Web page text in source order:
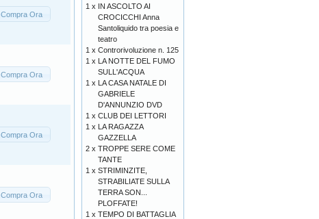
Compra Ora
Compra Ora
Compra Ora
Compra Ora
1 x IN ASCOLTO AI
CROCICCHI Anna
Santoliquido tra poesia e
teatro
1 x Controrivoluzione n. 125
1 x LA NOTTE DEL FUMO
SULL'ACQUA
1 x LA CASA NATALE DI
GABRIELE
D'ANNUNZIO DVD
1 x CLUB DEI LETTORI
1 x LA RAGAZZA
GAZZELLA
2 x TROPPE SERE COME
TANTE
1 x STRIMINZITE,
STRABILIATE SULLA
TERRA SON...
PLOFFATE!
1 x TEMPO DI BATTAGLIA